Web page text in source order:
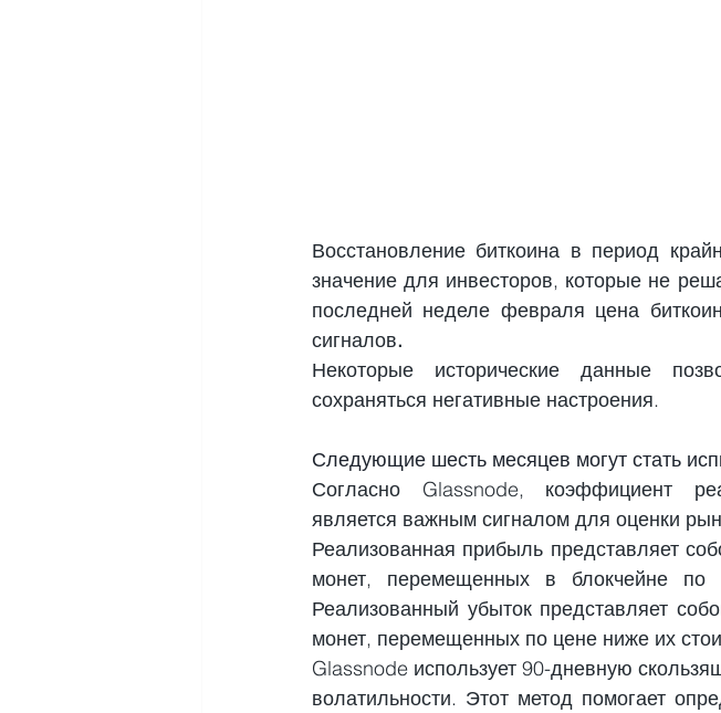
Восстановление биткоина в период
значение для инвесторов, которые не
последней неделе февраля цена
сигналов.
Некоторые исторические данные
сохраняться негативные настроения.
Следующие шесть месяцев могут стать
Согласно Glassnode, коэффициент
является важным сигналом для оценки
Реализованная прибыль представляет
монет, перемещенных в блокчейне по
Реализованный убыток представляет
монет, перемещенных по цене ниже их
Glassnode использует 90-дневную
волатильности. Этот метод помогает